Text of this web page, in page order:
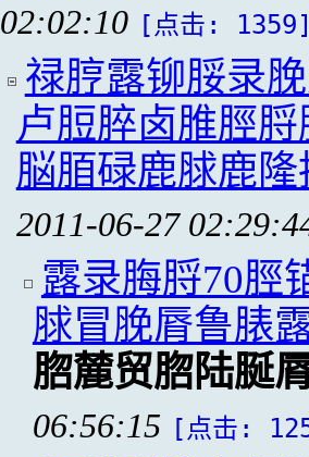
02:02:10 [点击:
禄脝露铆脮录
卢脰脺卤脽脛
脳脜碌鹿脙鹿隆
2011-06-27
露录脢脟70脛
脙冒脕脣鲁脿
脗麓贸脗陆脠
06:56:15 [点击: